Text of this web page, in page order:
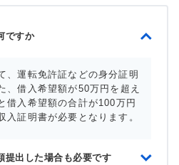
ですか
、運転免許証などの身分証明
、借入希望額が50万円を超え
借入希望額の合計が100万円
入証明書が必要となります。
提出した場合も必要です